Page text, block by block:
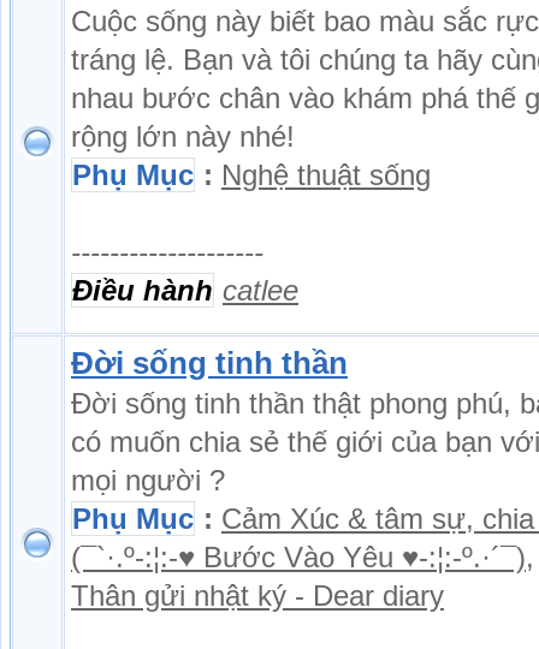
Cuộc sống này biết bao màu sắc
tráng lệ. Bạn và tôi chúng ta hãy
nhau bước chân vào khám phá thế
rộng lớn này nhé!
Phụ Mục : Nghệ thuật sống
--------------------
Điều hành catlee
Đời sống tinh thần
Đời sống tinh thần thật phong phú,
có muốn chia sẻ thế giới của bạn với
mọi người ?
Phụ Mục : Cảm Xúc & tâm sự,
(¯`·.º-:¦:-♥ Bước Vào Yêu ♥-:¦:-º.·´¯),
Thân gửi nhật ký - Dear diary